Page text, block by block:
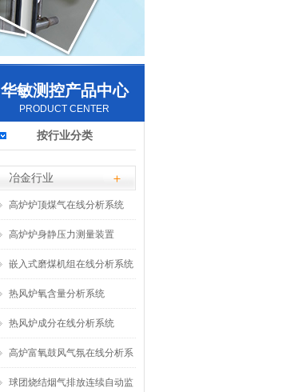
华敏测控产品中心
PRODUCT CENTER
按行业分类
冶金行业
高炉炉顶煤气在线分析系统
高炉炉身静压力测量装置
嵌入式磨煤机组在线分析系统
热风炉氧含量分析系统
热风炉成分在线分析系统
高炉富氧鼓风气氛在线分析系
统
球团烧结烟气排放连续自动监